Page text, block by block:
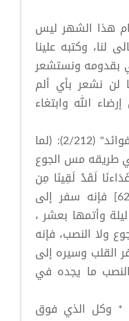
هذا الشهر ليس
لنا، وكتبه علينا
بقدومه ونستشعر
لن نشعر بأي ألم
الله وابتغاء
يقول ابن القيم في "بدائع الفوائد" (2/212): (لما
طريقه مس الجوع
لَقَدْ لَقِينَا مِن
سَفَرِنَا هَذَا نَصَباً " [الكهف: 62] فإنه سفر إلى
وأتمها بعشر ،
ولا النصب، فإنه
القلب وسيره إلى
ما يجده في
* وكل الذي فوق